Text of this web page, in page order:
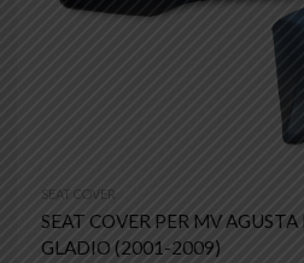
SEAT COVER
SEAT COVER PER MV
GLADIO (2001-2009)